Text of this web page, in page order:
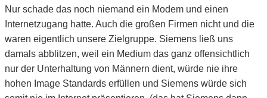
Nur schade das noch niemand ein Modem und einen
Internetzugang hatte. Auch die großen Firmen nicht und die
waren eigentlich unsere Zielgruppe. Siemens ließ uns
damals abblitzen, weil ein Medium das ganz offensichtlich
nur der Unterhaltung von Männern dient, würde nie ihre
hohen Image Standards erfüllen und Siemens würde sich